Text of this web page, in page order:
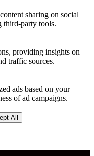
sharing on social
third-party tools.
providing insights on
traffic sources.
ads based on your
of ad campaigns.
All